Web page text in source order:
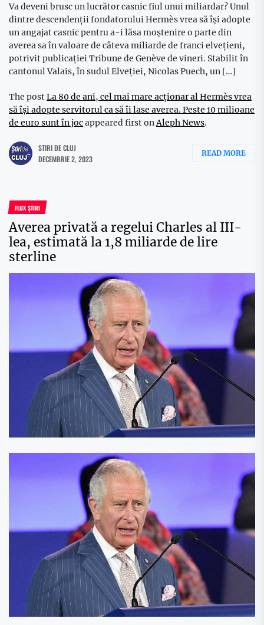
Va deveni brusc un lucrător casnic fiul unui miliardar? Unul
dintre descendenții fondatorului Hermès vrea să își adopte
un angajat casnic pentru a-i lăsa moștenire o parte din
averea sa în valoare de câteva miliarde de franci elvețieni,
potrivit publicației Tribune de Genève de vineri. Stabilit în
cantonul Valais, în sudul Elveției, Nicolas Puech, un […]
The postLa 80 de ani, cel mai mare acționar al Hermès vrea
să își adopte servitorul ca să îi lase averea. Peste 10 milioane
de euro sunt în jocappeared first onAleph News.
STIRI DE CLUJ
DECEMBRIE 2, 2023
READ MORE
FLUX ȘTIRI
Averea privată a regelui Charles al III-
lea, estimată la 1,8 miliarde de lire
sterline